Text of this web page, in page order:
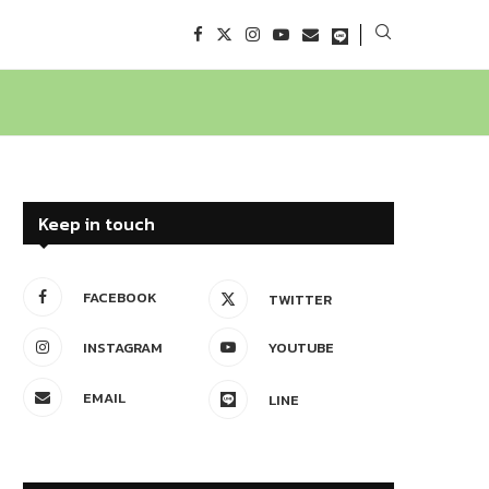
Keep in touch
FACEBOOK TWITTER
INSTAGRAM YOUTUBE
EMAIL LINE